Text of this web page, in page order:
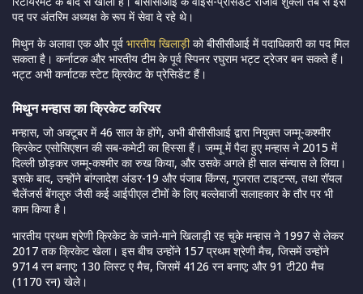
पद पर अंतरिम अध्यक्ष के रूप में सेवा दे रहे थे।
मिथुन के अलावा एक और पूर्व भारतीय खिलाड़ीको बीसीसीआई में पदाधिकारी का पद मिल
सकता है। कर्नाटक और भारतीय टीम के पूर्व स्पिनर रघुराम भट्ट ट्रेजर बन सकते हैं।
भट्ट अभी कर्नाटक स्टेट क्रिकेट के प्रेसिडेंट हैं।
मिथुन मन्हास का क्रिकेट करियर
मन्हास, जो अक्टूबर में 46 साल के होंगे, अभी बीसीसीआई द्वारा नियुक्त जम्मू-कश्मीर
क्रिकेट एसोसिएशन की सब-कमेटी का हिस्सा हैं। जम्मू में पैदा हुए मन्हास ने 2015 में
दिल्ली छोड़कर जम्मू-कश्मीर का रुख किया, और उसके अगले ही साल संन्यास ले लिया।
इसके बाद, उन्होंने बांग्लादेश अंडर-19 और पंजाब किंग्स, गुजरात टाइटन्स, तथा रॉयल
चैलेंजर्स बेंगलुरु जैसी कई आईपीएल टीमों के लिए बल्लेबाजी सलाहकार के तौर पर भी
काम किया है।
भारतीय प्रथम श्रेणी क्रिकेट के जाने-माने खिलाड़ी रह चुके मन्हास ने 1997 से लेकर
2017 तक क्रिकेट खेला। इस बीच उन्होंने 157 प्रथम श्रेणी मैच, जिसमें उन्होंने
9714 रन बनाए; 130 लिस्ट ए मैच, जिसमें 4126 रन बनाए; और 91 टी20 मैच
(1170 रन) खेले।